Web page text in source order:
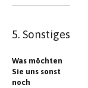
5. Sonstiges
Was möchten
Sie uns sonst
noch